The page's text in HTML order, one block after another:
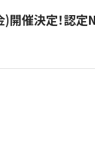
開催決定！認定